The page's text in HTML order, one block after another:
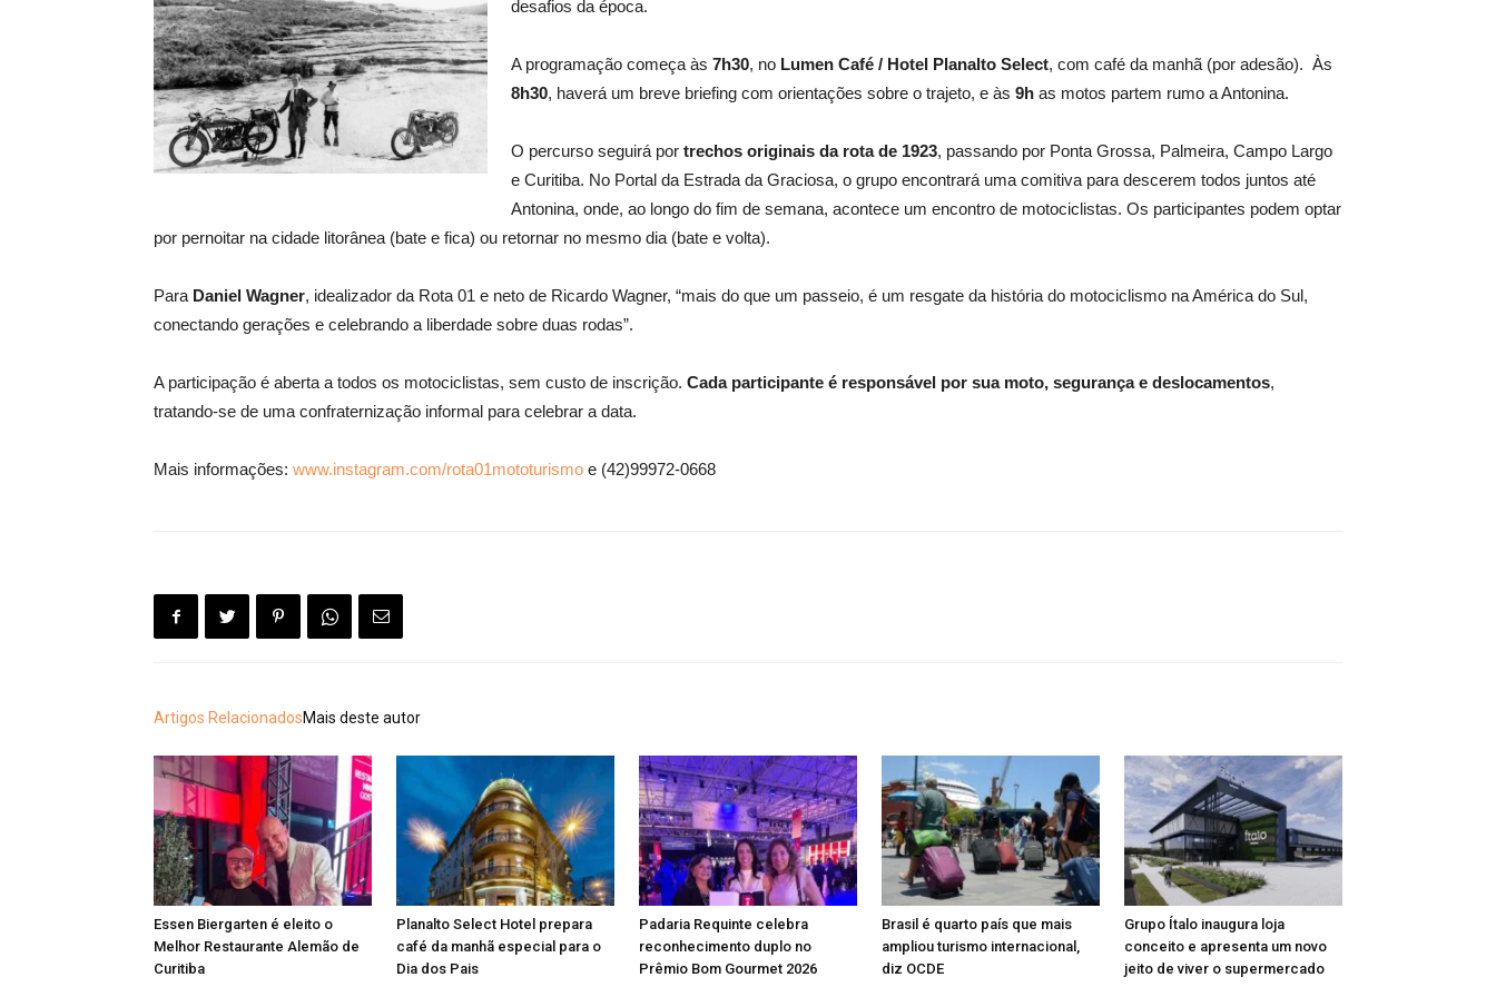
desafios da época.
A programação começa às 7h30, no Lumen Café / Hotel Planalto Select, com café da manhã (por adesão). Às
8h30, haverá um breve briefing com orientações sobre o trajeto, e às 9h as motos partem rumo a Antonina.
O percurso seguirá por trechos originais da rota de 1923, passando por Ponta Grossa, Palmeira, Campo Largo
e Curitiba. No Portal da Estrada da Graciosa, o grupo encontrará uma comitiva para descerem todos juntos até
Antonina, onde, ao longo do fim de semana, acontece um encontro de motociclistas. Os participantes podem optar
por pernoitar na cidade litorânea (bate e fica) ou retornar no mesmo dia (bate e volta).
Para Daniel Wagner, idealizador da Rota 01 e neto de Ricardo Wagner, “mais do que um passeio, é um resgate da história do motociclismo na América do Sul,
conectando gerações e celebrando a liberdade sobre duas rodas”.
A participação é aberta a todos os motociclistas, sem custo de inscrição. Cada participante é responsável por sua moto, segurança e deslocamentos,
tratando-se de uma confraternização informal para celebrar a data.
Mais informações: www.instagram.com/rota01mototurismo e (42)99972-0668
Artigos RelacionadosMais deste autor
Essen Biergarten é eleito o
Melhor Restaurante Alemão de
Curitiba
Planalto Select Hotel prepara
café da manhã especial para o
Dia dos Pais
Padaria Requinte celebra
reconhecimento duplo no
Prêmio Bom Gourmet 2026
Brasil é quarto país que mais
ampliou turismo internacional,
diz OCDE
Grupo Ítalo inaugura loja
conceito e apresenta um novo
jeito de viver o supermercado